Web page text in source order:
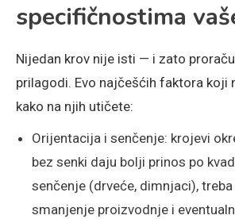
specifičnostima
Nijedan krov nije isti — i zato
prilagodi. Evo najčešćih faktora koji
kako na njih utičete:
Orijentacija i senčenje: krojevi
bez senki daju bolji prinos po
senčenje (drveće, dimnjaci),
smanjenje proizvodnje i